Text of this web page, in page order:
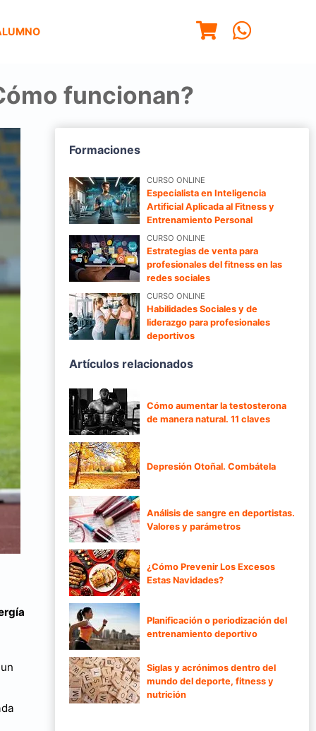
funcionan?
Formaciones
CURSO ONLINE
Especialista en Inteligencia
Artificial Aplicada al Fitness y
Entrenamiento Personal
CURSO ONLINE
Estrategias de venta para
profesionales del fitness en las
redes sociales
CURSO ONLINE
Habilidades Sociales y de
liderazgo para profesionales
deportivos
Artículos relacionados
Cómo aumentar la testosterona
de manera natural. 11 claves
Depresión Otoñal. Combátela
Análisis de sangre en deportistas.
Valores y parámetros
¿Cómo Prevenir Los Excesos
Estas Navidades?
Planificación o periodización del
entrenamiento deportivo
Siglas y acrónimos dentro del
mundo del deporte, fitness y
nutrición